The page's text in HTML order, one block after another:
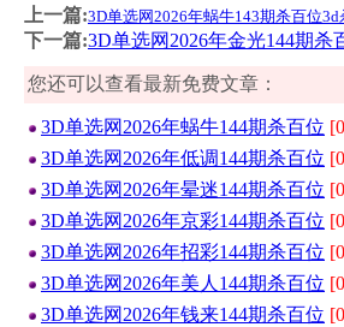
上一篇:3D单选网2026年蜗牛143期杀百位
下一篇:3D单选网2026年金光144期杀
您还可以查看最新免费文章：
3D单选网2026年蜗牛144期杀百位
3D单选网2026年低调144期杀百位
3D单选网2026年晕迷144期杀百位
3D单选网2026年京彩144期杀百位
3D单选网2026年招彩144期杀百位
3D单选网2026年美人144期杀百位
3D单选网2026年钱来144期杀百位